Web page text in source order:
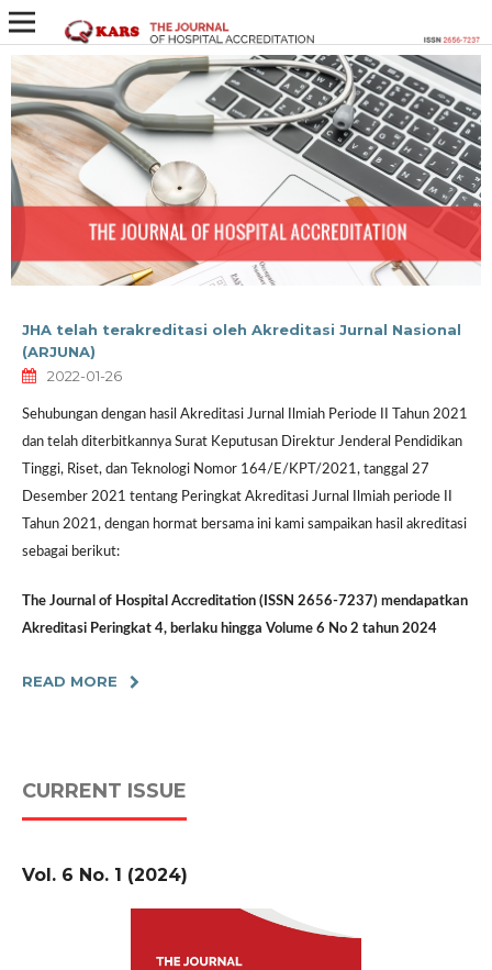
JHA telah terakreditasi oleh Akreditasi Jurnal Nasional
(ARJUNA)
2022-01-26
Sehubungan dengan hasil Akreditasi Jurnal Ilmiah Periode II Tahun 2021
dan telah diterbitkannya Surat Keputusan Direktur Jenderal Pendidikan
Tinggi, Riset, dan Teknologi Nomor 164/E/KPT/2021, tanggal 27
Desember 2021 tentang Peringkat Akreditasi Jurnal Ilmiah periode II
Tahun 2021, dengan hormat bersama ini kami sampaikan hasil akreditasi
sebagai berikut:
The Journal of Hospital Accreditation (ISSN 2656-7237) mendapatkan
Akreditasi Peringkat 4, berlaku hingga Volume 6 No 2 tahun 2024
READ MORE
CURRENT ISSUE
Vol. 6 No. 1 (2024)